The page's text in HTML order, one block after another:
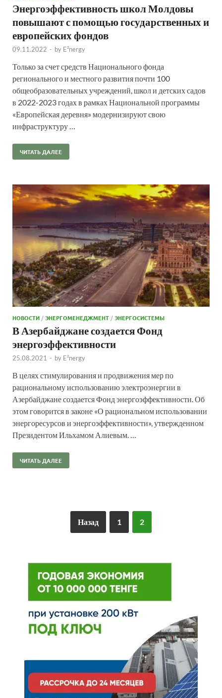
Энергоэффективность школ Молдовы
повышают с помощью государственных и
европейских фондов
09.11.2022 - by E²nergy
Только за счет средств Национального фонда
регионального и местного развития почти 100
общеобразовательных учреждений, школ и детских садов
в 2022-2023 годах в рамках Национальной программы
«Европейская деревня» модернизируют свою
инфраструктуру …
ЧИТАТЬ ДАЛЕЕ
НОВОСТИ /ЭНЕРГОМЕНЕДЖМЕНТ /ЭНЕРГОСИСТЕМЫ
В Азербайджане создается Фонд
энергоэффективности
25.08.2021 - by E²nergy
В целях стимулирования и продвижения мер по
рациональному использованию электроэнергии в
Азербайджане создается Фонд энергоэффективности. Об
этом говорится в законе «О рациональном использовании
энергоресурсов и энергоэффективности», утвержденном
Президентом Ильхамом Алиевым. …
ЧИТАТЬ ДАЛЕЕ
Назад 1 2